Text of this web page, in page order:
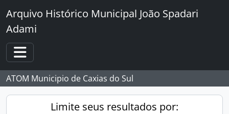
Skip to main content
Arquivo Histórico Municipal João Spadari
Adami
Toggle navigation
ATOM Municipio de Caxias do Sul
Limite seus resultados por: